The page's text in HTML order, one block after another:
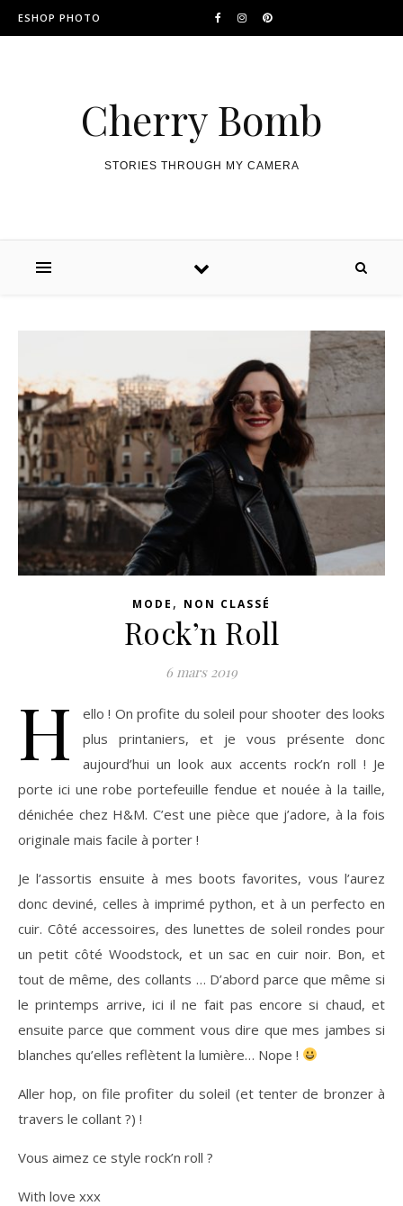
ESHOP PHOTO
Cherry Bomb
STORIES THROUGH MY CAMERA
MODE , NON CLASSÉ
Rock’n Roll
6 mars 2019
H
ello ! On profite du soleil pour shooter des looks
plus printaniers, et je vous présente donc
aujourd’hui un look aux accents rock’n roll ! Je
porte ici une robe portefeuille fendue et nouée à la taille,
dénichée chez H&M. C’est une pièce que j’adore, à la fois
originale mais facile à porter !
Je l’assortis ensuite à mes boots favorites, vous l’aurez
donc deviné, celles à imprimé python, et à un perfecto en
cuir. Côté accessoires, des lunettes de soleil rondes pour
un petit côté Woodstock, et un sac en cuir noir. Bon, et
tout de même, des collants … D’abord parce que même si
le printemps arrive, ici il ne fait pas encore si chaud, et
ensuite parce que comment vous dire que mes jambes si
blanches qu’elles reflètent la lumière… Nope !
Aller hop, on file profiter du soleil (et tenter de bronzer à
travers le collant ?) !
Vous aimez ce style rock’n roll ?
With love xxx